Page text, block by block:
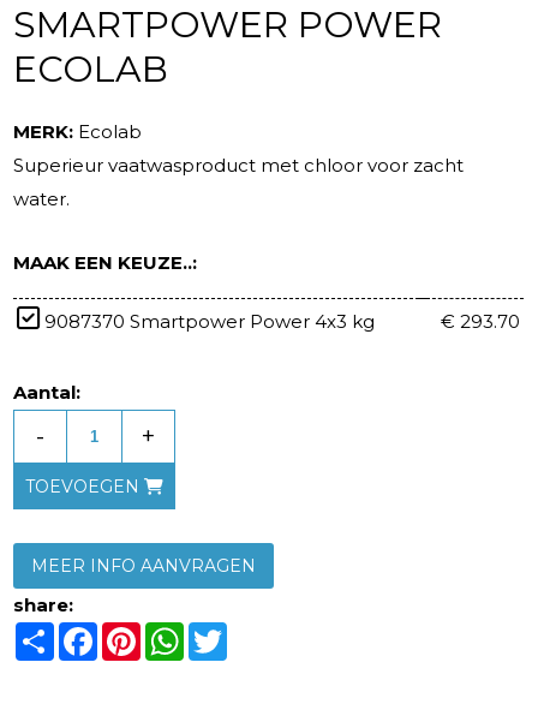
SMARTPOWER POWER
ECOLAB
MERK: Ecolab
Superieur vaatwasproduct met chloor voor zacht
water.
MAAK EEN KEUZE..:
9087370 Smartpower Power 4x3 kg € 293.70
Aantal:
- +
TOEVOEGEN
MEER INFO AANVRAGEN
share:
ShareFacebook
PinterestWhatsApp